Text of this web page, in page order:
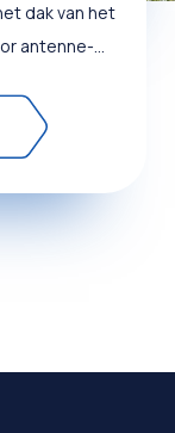
dak van het
antenne-